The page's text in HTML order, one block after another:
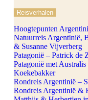
Reisverhalen
Hoogtepunten
Natuurreis Argentinië,
& Susanne Vijverberg
Patagonië – Patrick de
Patagonië met
Koekebakker
Rondreis Argentinië –
Rondreis Argentinië &